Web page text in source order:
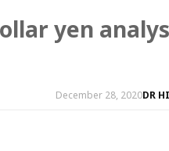
yen
DR
December 28, 2020